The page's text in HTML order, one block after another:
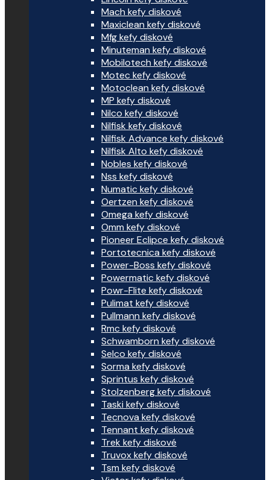
Mach kefy diskové
Maxiclean kefy diskové
Mfg kefy diskové
Minuteman kefy diskové
Mobilotech kefy diskové
Motec kefy diskové
Motoclean kefy diskové
MP kefy diskové
Nilco kefy diskové
Nilfisk kefy diskové
Nilfisk Advance kefy diskové
Nilfisk Alto kefy diskové
Nobles kefy diskové
Nss kefy diskové
Numatic kefy diskové
Oertzen kefy diskové
Omega kefy diskové
Omm kefy diskové
Pioneer Eclipce kefy diskové
Portotecnica kefy diskové
Power-Boss kefy diskové
Powermatic kefy diskové
Powr-Flite kefy diskové
Pulimat kefy diskové
Pullmann kefy diskové
Rmc kefy diskové
Schwamborn kefy diskové
Selco kefy diskové
Sorma kefy diskové
Sprintus kefy diskové
Stolzenberg kefy diskové
Taski kefy diskové
Tecnova kefy diskové
Tennant kefy diskové
Trek kefy diskové
Truvox kefy diskové
Tsm kefy diskové